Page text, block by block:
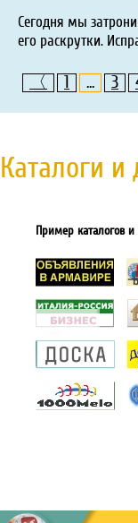
Сегодня мы
его раскрутки.
〈 1 ... 3
Каталоги и
Пример каталогов